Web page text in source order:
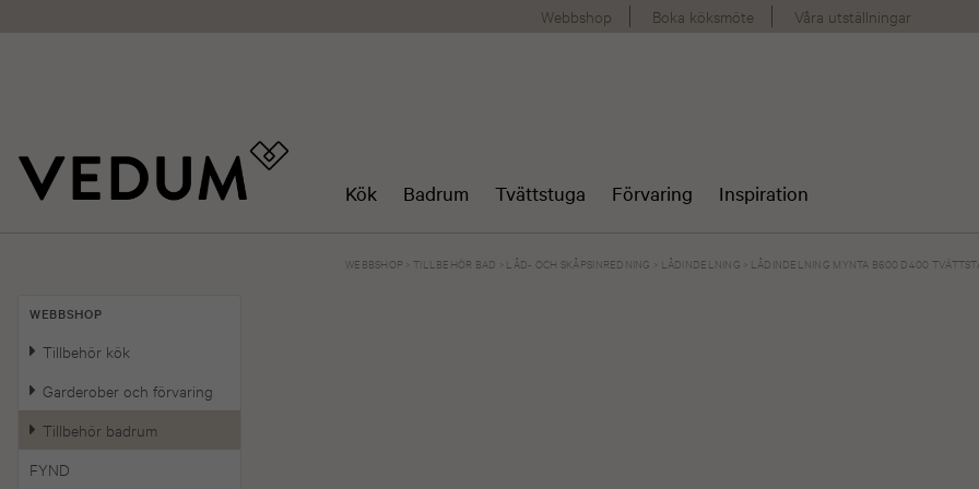
Webbshop Boka köksmöte Våra utställningar
Kök Badrum Tvättstuga Förvaring Inspiration
WEBBSHOP >TILLBEHÖR BAD LÅD- OCH SKÅPSINREDNING LÅDINDELNING LÅDINDELNING MYNTA B600 D400
WEBBSHOP
Tillbehör kök
Garderober och förvaring
Tillbehör badrum
FYND